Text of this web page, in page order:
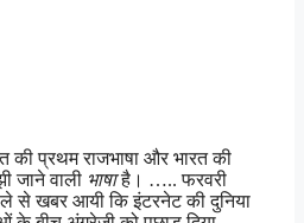
की प्रथम राजभाषा और भारत की
जाने वाली भाषाहै। ….. फरवरी
से खबर आयी कि इंटरनेट की दुनिया